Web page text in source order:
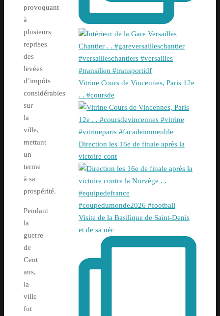
provoquant
à
plusieurs
reprises
des
levées
d’impôts
considérables
sur
la
ville,
mettant
un
terme
à sa
prospérité.
Pendant
la
guerre
de
Cent
ans,
la
ville
fut
Vitrine Cours de Vincennes, Paris 12e
. . #coursde
Direction les 16e de finale après la
victoire cont
Visite de la Basilique de Saint-Denis
et de sa néc